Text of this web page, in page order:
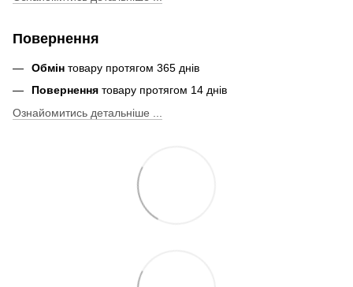
Повернення
Обмін товару протягом 365 днів
Повернення товару протягом 14 днів
Ознайомитись детальніше ...